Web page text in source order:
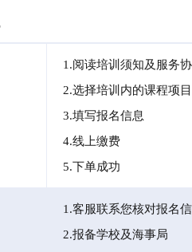
1.阅读培训须知及服务
2.选择培训内的课程项目
3.填写报名信息
4.线上缴费
5.下单成功
1.客服联系您核对报名
2.报备学校及海事局